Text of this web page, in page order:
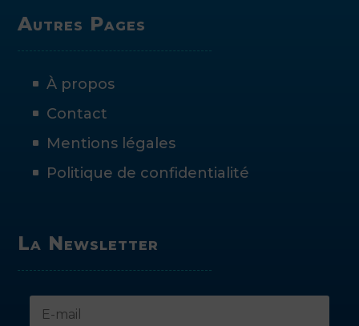
Autres Pages
À propos
Contact
Mentions légales
Politique de confidentialité
La Newsletter